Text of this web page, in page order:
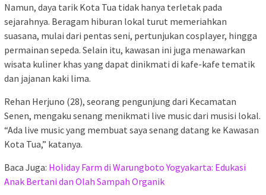
Namun, daya tarik Kota Tua tidak hanya terletak pada
sejarahnya. Beragam hiburan lokal turut memeriahkan
suasana, mulai dari pentas seni, pertunjukan cosplayer, hingga
permainan sepeda. Selain itu, kawasan ini juga menawarkan
wisata kuliner khas yang dapat dinikmati di kafe-kafe tematik
dan jajanan kaki lima.
Rehan Herjuno (28), seorang pengunjung dari Kecamatan
Senen, mengaku senang menikmati live music dari musisi lokal.
“Ada live music yang membuat saya senang datang ke Kawasan
Kota Tua,” katanya.
Baca Juga: Holiday Farm di Warungboto Yogyakarta: Edukasi
Anak Bertani dan Olah Sampah Organik